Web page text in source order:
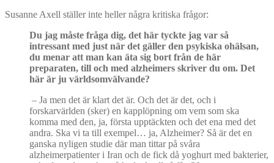
Susanne Axell ställer inte heller några kritiska frågor:
Du jag måste fråga dig, det här tyckte jag var så
intressant med just när det gäller den psykiska ohälsan,
du menar att man kan äta sig bort från de här
preparaten, till och med alzheimers skriver du om. Det
här är ju världsomvälvande?
– Ja men det är klart det är. Och det är det, och i
forskarvärlden (sker) en kapplöpning om vem som ska
komma med den, ja, första upptäckten och det ena med det
andra. Ska vi ta till exempel… ja, Alzheimer? Så är det en
ganska nyligen studie där man tittar på svåra
alzheimerpatienter i Iran och de fick då yoghurt med bakterier,